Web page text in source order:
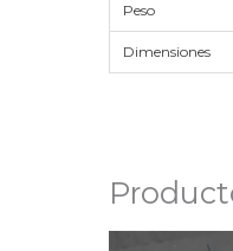
Peso
Dimensiones